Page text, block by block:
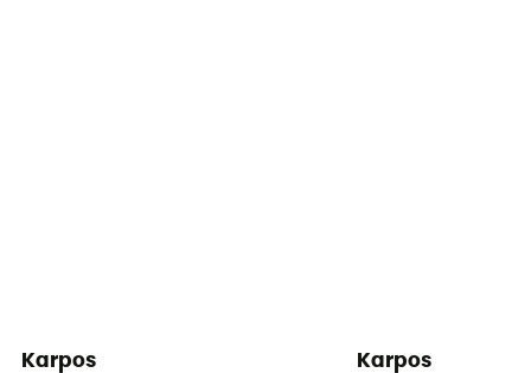
Karpos Karpos